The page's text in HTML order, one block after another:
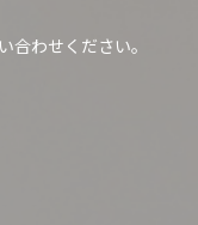
合わせください。